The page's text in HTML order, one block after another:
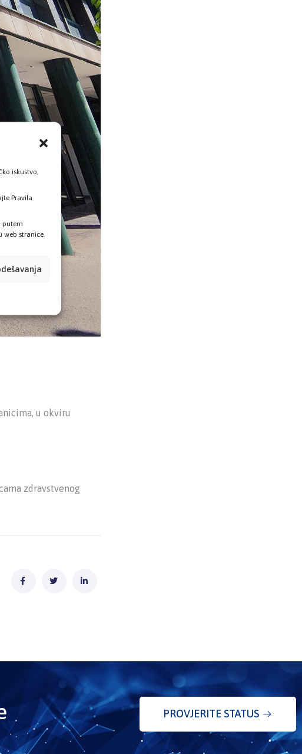
iskustvo,
Pravila
putem
stranice.
u okviru
zdravstvenog
PROVJERITE STATUS